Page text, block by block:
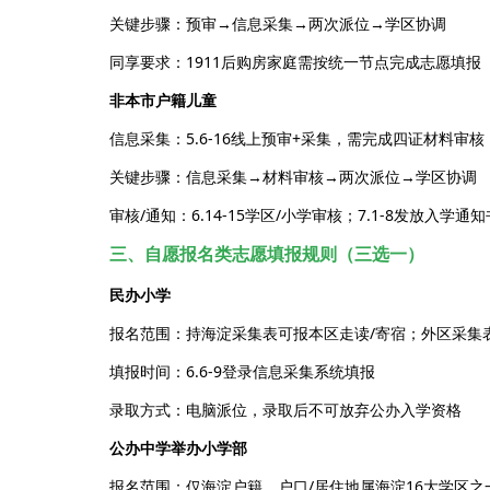
关键步骤：预审→信息采集→两次派位→学区协调
同享要求：1911后购房家庭需按统一节点完成志愿填报
非本市户籍儿童
信息采集：5.6-16线上预审+采集，需完成四证材料审核
关键步骤：信息采集→材料审核→两次派位→学区协调
审核/通知：6.14-15学区/小学审核；7.1-8发放入学通知
三、自愿报名类志愿填报规则（三选一）
民办小学
报名范围：持海淀采集表可报本区走读/寄宿；外区采集
填报时间：6.6-9登录信息采集系统填报
录取方式：电脑派位，录取后不可放弃公办入学资格
公办中学举办小学部